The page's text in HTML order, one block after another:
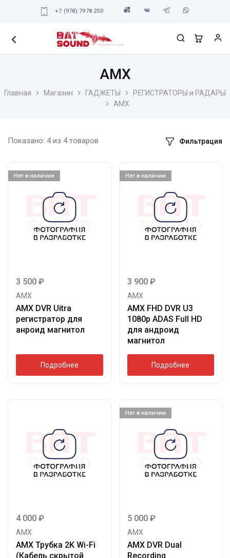
+7 (978) 7978 250
Главная Магазин ГАДЖЕТЫ
РЕГИСТРАТОРЫ и РАДАРЫ
AMX
AMX
Показано: 4из 4товаров Фильтрация
Нет в наличии
3 500 ₽
AMX
AMX DVR Uitra
регистратор для
анроид магнитол
Подробнее
Нет в наличии
3 900 ₽
AMX
AMX FHD DVR U3
1080р ADAS Full HD
для андроид
магнитол
Подробнее
4 000 ₽
AMX
AMX Трубка 2K Wi-Fi
(Кабель скрытой
Нет в наличии
5 000 ₽
AMX
AMX DVR Dual
Recordinq